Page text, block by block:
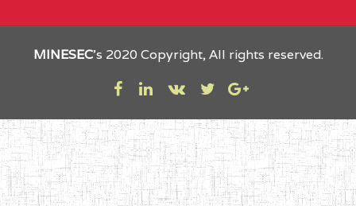
MINESEC’s 2020 Copyright, All rights reserved.